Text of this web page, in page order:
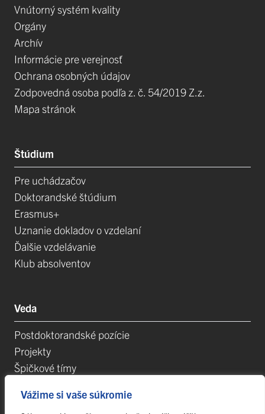
Vážime si vaše súkromie
Vnútorný systém kvality
Orgány
Archív
Informácie pre verejnosť
Ochrana osobných údajov
Zodpovedná osoba podľa z. č. 54/2019 Z.z.
Mapa stránok
Štúdium
Pre uchádzačov
Doktorandské štúdium
Erasmus+
Uznanie dokladov o vzdelaní
Ďalšie vzdelávanie
Klub absolventov
Veda
Postdoktorandské pozície
Projekty
Špičkové tímy
Vedecké parky